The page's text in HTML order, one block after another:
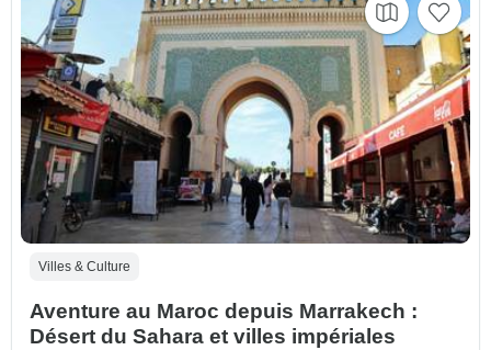
Villes & Culture
Aventure au Maroc depuis Marrakech :
Désert du Sahara et villes impériales